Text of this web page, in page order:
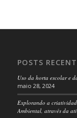
POSTS
Uso da horta escolar e
maio 28, 2024
Explorando a
Ambiental, através da